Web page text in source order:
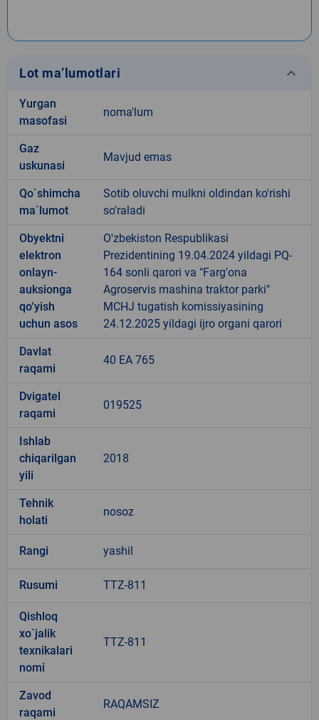
Lot ma’lumotlari keyboard_arrow_down
Yurgan
masofasi
noma'lum
Gaz
uskunasi
Mavjud emas
Qo`shimcha
ma`lumot
Sotib oluvchi mulkni oldindan ko'rishi
so'raladi
Obyektni
elektron
onlayn-
auksionga
qo‘yish
uchun asos
O'zbekiston Respublikasi
Prezidentining 19.04.2024 yildagi PQ-
164 sonli qarori va "Farg'ona
Agroservis mashina traktor parki"
MCHJ tugatish komissiyasining
24.12.2025 yildagi ijro organi qarori
Davlat
raqami
40 EA 765
Dvigatel
raqami
019525
Ishlab
chiqarilgan
yili
2018
Tehnik
holati
nosoz
Rangi yashil
Rusumi TTZ-811
Qishloq
xo`jalik
texnikalari
nomi
TTZ-811
Zavod
raqami
RAQAMSIZ